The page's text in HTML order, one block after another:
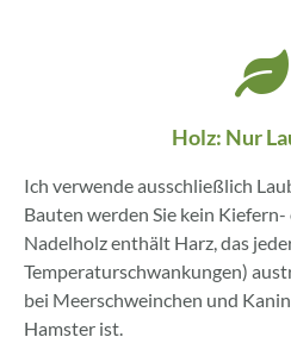
Holz: Nur
Ich verwende ausschließlich
Bauten werden Sie kein
Nadelholz enthält Harz, das
Temperatur­schwankungen)
bei Meerschweinchen und
Hamster ist.